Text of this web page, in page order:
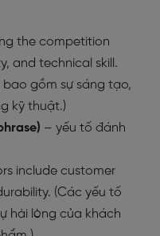
the competition
and technical skill.
gồm sự sáng tạo,
kỹ thuật.)
– yếu tố đánh
include customer
(Các yếu tố
hài lòng của khách